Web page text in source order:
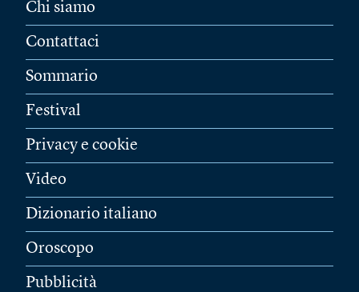
Chi siamo
Contattaci
Sommario
Festival
Privacy e cookie
Video
Dizionario italiano
Oroscopo
Pubblicità